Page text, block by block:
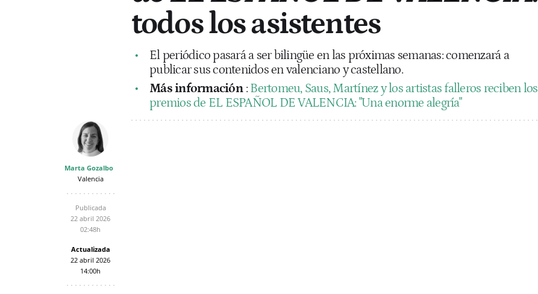
todos los asistentes
El periódico pasará a ser bilingüe en las próximas semanas: comenzará a
publicar sus contenidos en valenciano y castellano.
Más información : Bertomeu, Saus, Martínez y los artistas falleros reciben los
premios de EL ESPAÑOL DE VALENCIA: "Una enorme alegría"
Marta Gozalbo
Valencia
Publicada
22 abril 2026
02:48h
Actualizada
22 abril 2026
14:00h